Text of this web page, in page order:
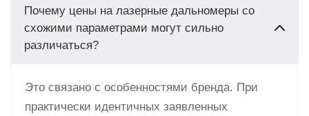
Почему цены на лазерные дальномеры со
схожими параметрами могут сильно
различаться?
Это связано с особенностями бренда. При
практически идентичных заявленных